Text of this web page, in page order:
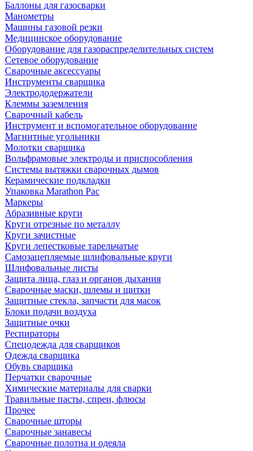
Баллоны для газосварки
Манометры
Машины газовой резки
Медицинское оборудование
Оборудование для газораспределительных систем
Сетевое оборудование
Сварочные аксессуары
Инструменты сварщика
Электрододержатели
Клеммы заземления
Сварочный кабель
Инструмент и вспомогательное оборудование
Магнитные угольники
Молотки сварщика
Вольфрамовые электроды и приспособления
Системы вытяжки сварочных дымов
Керамические подкладки
Упаковка Marathon Pac
Маркеры
Абразивные круги
Круги отрезные по металлу
Круги зачистные
Круги лепестковые тарельчатые
Самозацепляемые шлифовальные круги
Шлифовальные листы
Защита лица, глаз и органов дыхания
Сварочные маски, шлемы и щитки
Защитные стекла, запчасти для масок
Блоки подачи воздуха
Защитные очки
Респираторы
Спецодежда для сварщиков
Одежда сварщика
Обувь сварщика
Перчатки сварочные
Химические материалы для сварки
Травильные пасты, спреи, флюсы
Прочее
Сварочные шторы
Сварочные занавесы
Сварочные полотна и одеяла